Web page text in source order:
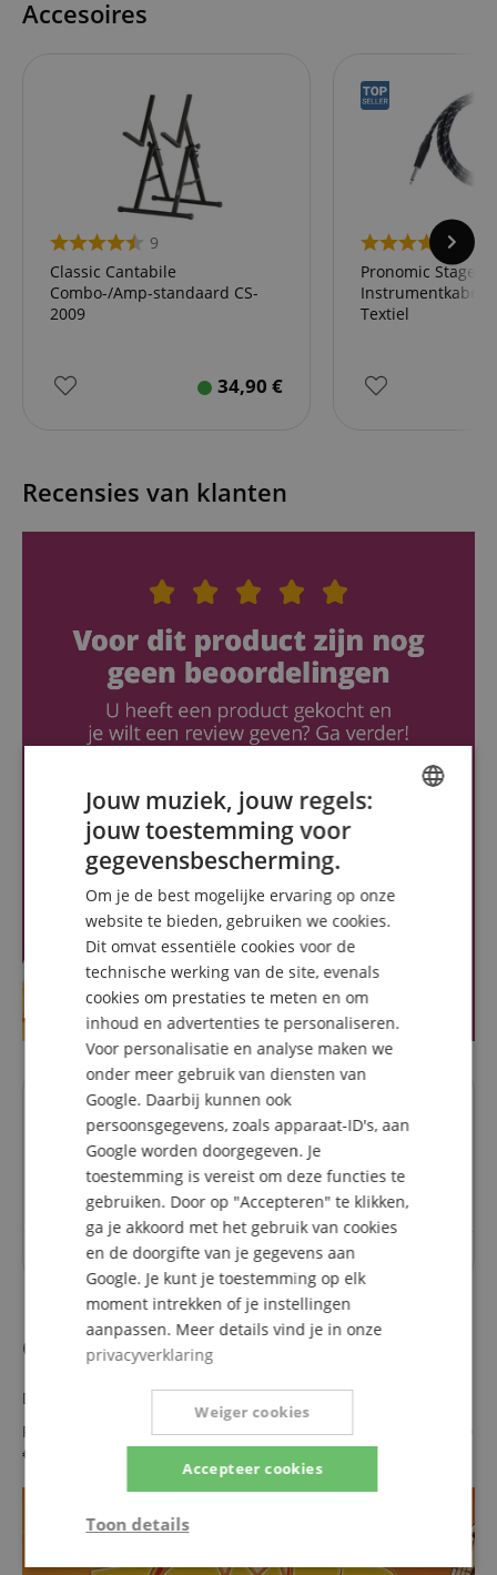
Accesoires
9
Classic Cantabile
Combo-/Amp-standaard CS-
2009
34,90 €
48
Pronomic Stage
Instrumentkabel
Textiel
Recensies van klanten
Vragen over dit artikel
Een vraag stellen
Over dit artikel zijn nog geen vragen gesteld.
Ook als koopje!
Dit product is ook verkrijgbaar in de volgende staat:
Fender Rumble 15 - Retoure (Zustand: gut)nu slechts 106,00
€
ITALIAN
SPANISH
Jouw muziek, jouw regels:
jouw toestemming voor
gegevensbescherming.
Om je de best mogelijke ervaring op onze
website te bieden, gebruiken we cookies.
Dit omvat essentiële cookies voor de
technische werking van de site, evenals
cookies om prestaties te meten en om
inhoud en advertenties te personaliseren.
Voor personalisatie en analyse maken we
onder meer gebruik van diensten van
Google. Daarbij kunnen ook
persoonsgegevens, zoals apparaat-ID's, aan
Google worden doorgegeven. Je
toestemming is vereist om deze functies te
gebruiken. Door op "Accepteren" te klikken,
ga je akkoord met het gebruik van cookies
en de doorgifte van je gegevens aan
Google. Je kunt je toestemming op elk
moment intrekken of je instellingen
aanpassen. Meer details vind je in onze
privacyverklaring
Accepteer cookies
Weiger cookies
Toon details
Strikt
Prestatie Gericht op